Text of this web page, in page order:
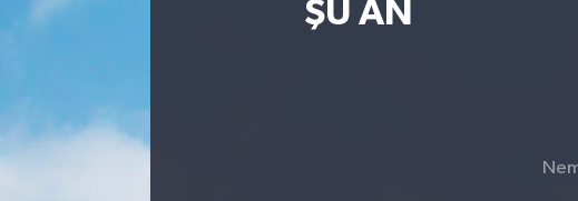
ŞU AN